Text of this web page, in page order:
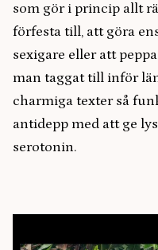
som gör i princip allt
förfesta till, att göra
sexigare eller att
man taggat till inför
charmiga texter så
antidepp med att ge
serotonin.